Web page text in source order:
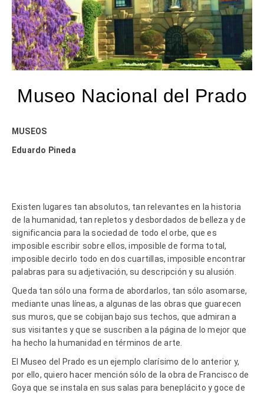
Museo Nacional del Prado
MUSEOS
Eduardo Pineda
Existen lugares tan absolutos, tan relevantes en la historia
de la humanidad, tan repletos y desbordados de belleza y de
significancia para la sociedad de todo el orbe, que es
imposible escribir sobre ellos, imposible de forma total,
imposible decirlo todo en dos cuartillas, imposible encontrar
palabras para su adjetivación, su descripción y su alusión.
Queda tan sólo una forma de abordarlos, tan sólo asomarse,
mediante unas líneas, a algunas de las obras que guarecen
sus muros, que se cobijan bajo sus techos, que admiran a
sus visitantes y que se suscriben a la página de lo mejor que
ha hecho la humanidad en términos de arte.
El Museo del Prado es un ejemplo clarísimo de lo anterior y,
por ello, quiero hacer mención sólo de la obra de Francisco de
Goya que se instala en sus salas para beneplácito y goce de